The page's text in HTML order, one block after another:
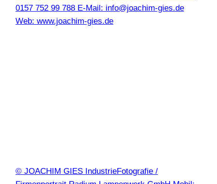
0157 752 99 788 E-Mail: info@joachim-gies.de
Web: www.joachim-gies.de
© JOACHIM GIES IndustrieFotografie /